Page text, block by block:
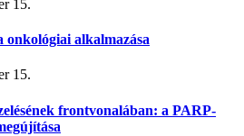
15.
onkológiai alkalmazása
15.
frontvonalában: a PARP-